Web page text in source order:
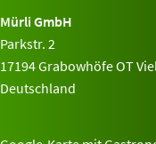
Mürli GmbH
Parkstr. 2
17194 Grabowhöfe OT
Deutschland